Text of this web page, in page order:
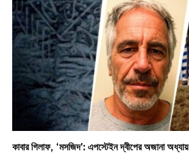
কাবার গিলাফ, ‘মসজিদ’: এপস্টেইন দ্বীপের অজানা অধ্যায়